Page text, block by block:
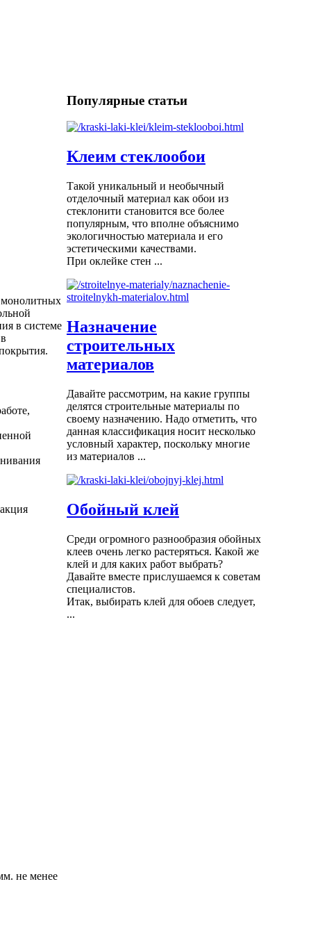
монолитных
в системе
не менее
Популярные статьи
Клеим стеклообои
Такой уникальный и необычный
отделочный материал как обои из
стеклонити становится все более
популярным, что вполне объяснимо
экологичностью материала и его
эстетическими качествами.
При оклейке стен ...
Назначение
строительных
материалов
Давайте рассмотрим, на какие группы
делятся строительные материалы по
своему назначению. Надо отметить, что
данная классификация носит несколько
условный характер, поскольку многие
из материалов ...
Обойный клей
Среди огромного разнообразия обойных
клеев очень легко растеряться. Какой же
клей и для каких работ выбрать?
Давайте вместе прислушаемся к советам
специалистов.
Итак, выбирать клей для обоев следует,
...